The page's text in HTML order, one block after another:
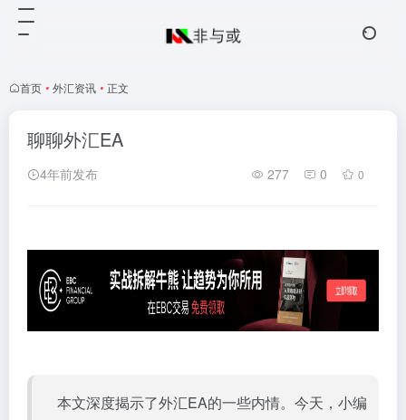
首页 • 外汇资讯 • 正文
聊聊外汇EA
4年前发布 277 0 0
本文深度揭示了外汇EA的一些内情。今天，小编